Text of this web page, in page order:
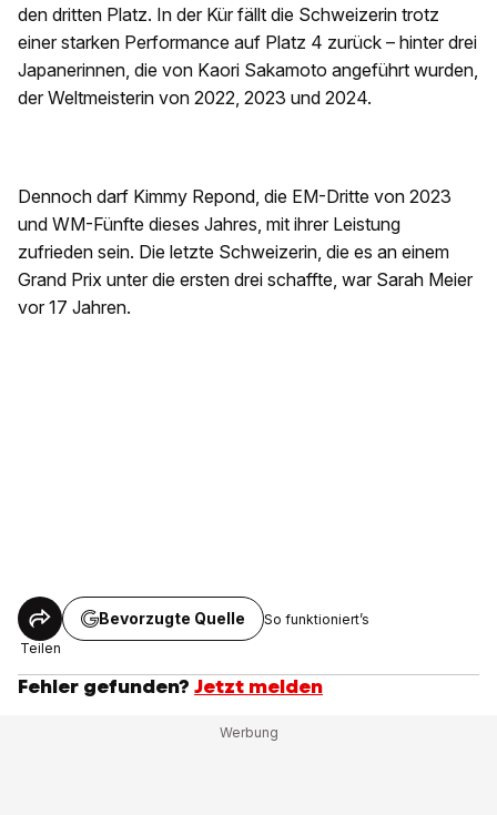
den dritten Platz. In der Kür fällt die Schweizerin trotz
einer starken Performance auf Platz 4 zurück – hinter drei
Japanerinnen, die von Kaori Sakamoto angeführt wurden,
der Weltmeisterin von 2022, 2023 und 2024.
Dennoch darf Kimmy Repond, die EM-Dritte von 2023
und WM-Fünfte dieses Jahres, mit ihrer Leistung
zufrieden sein. Die letzte Schweizerin, die es an einem
Grand Prix unter die ersten drei schaffte, war Sarah Meier
vor 17 Jahren.
Teilen
Bevorzugte Quelle So funktioniert’s
Fehler gefunden? Jetzt melden